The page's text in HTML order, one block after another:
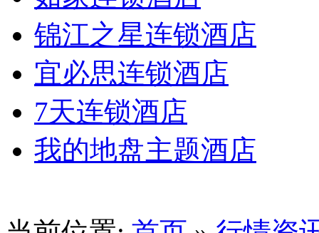
锦江之星连锁酒店
宜必思连锁酒店
7天连锁酒店
我的地盘主题酒店